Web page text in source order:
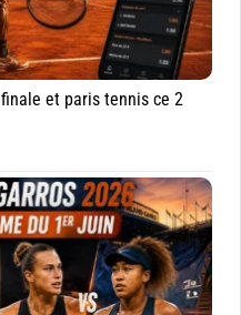
et paris tennis ce 2